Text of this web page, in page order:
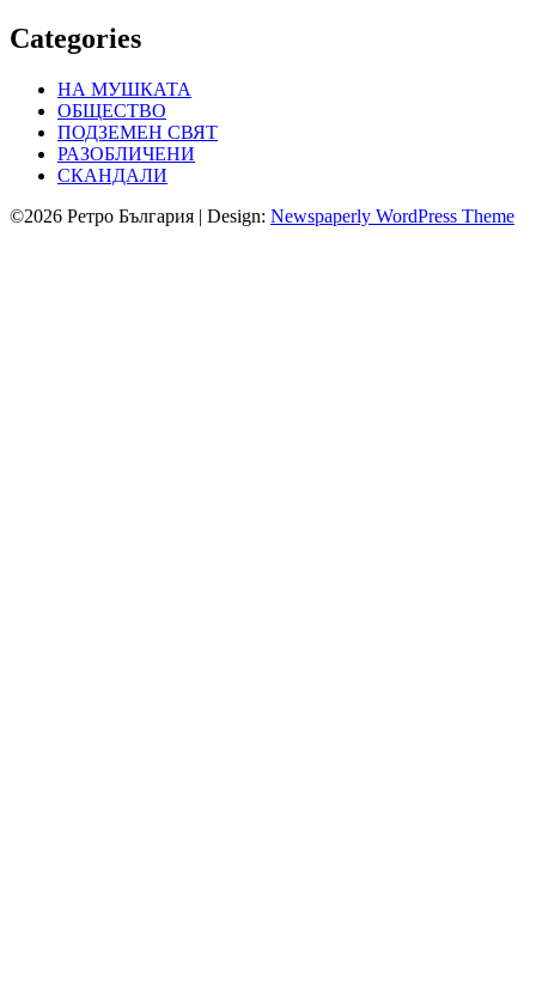
Categories
НА МУШКАТА
ОБЩЕСТВО
ПОДЗЕМЕН СВЯТ
РАЗОБЛИЧЕНИ
СКАНДАЛИ
©2026 Ретро България | Design: Newspaperly WordPress Theme